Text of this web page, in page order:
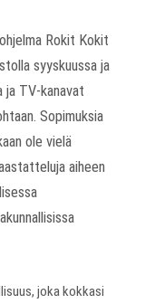
Rokit Kokit
syyskuussa ja
ja TV-kanavat
Sopimuksia
ole vielä
aiheen
joka kokkasi